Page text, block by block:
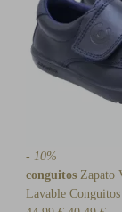
- 10%
conguitos Zapato
Lavable